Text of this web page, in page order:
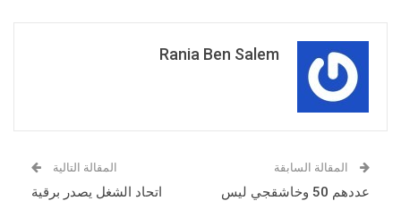
Rania Ben Salem
المقالة السابقة
عددهم 50 وخاشقجي ليس
المقالة التالية
اتحاد الشغل يصدر برقية